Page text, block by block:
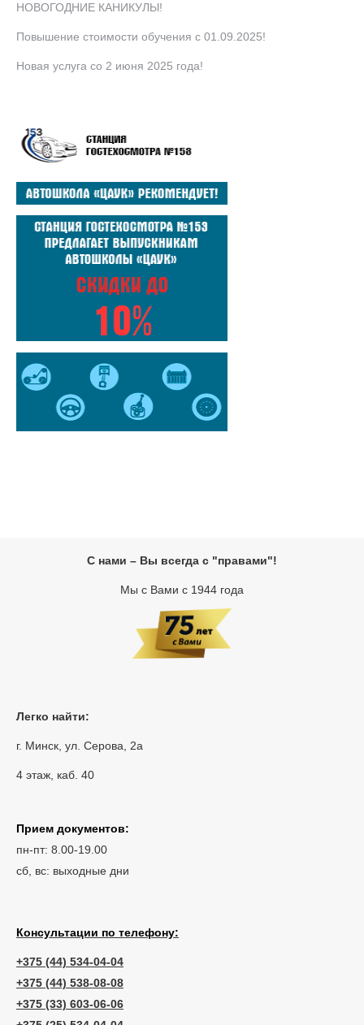
НОВОГОДНИЕ КАНИКУЛЫ!
Повышение стоимости обучения с 01.09.2025!
Новая услуга со 2 июня 2025 года!
С нами – Вы всегда с "правами"!
Мы с Вами с 1944 года
Легко найти:
г. Минск, ул. Серова, 2а
4 этаж, каб. 40
Прием документов:
пн-пт: 8.00-19.00
сб, вс: выходные дни
Консультации по телефону:
+375 (44) 534-04-04
+375 (44) 538-08-08
+375 (33) 603-06-06